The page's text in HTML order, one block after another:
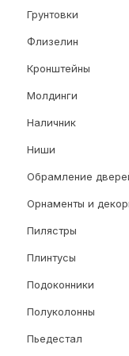
Грунтовки
Флизелин
Кронштейны
Молдинги
Наличник
Ниши
Обрамление
Орнаменты и
Пилястры
Плинтусы
Подоконники
Полуколонны
Пьедестал